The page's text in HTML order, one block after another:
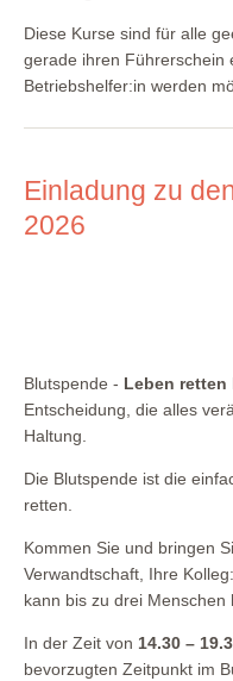
Diese Kurse sind für alle
gerade ihren Führerschein
Betriebshelfer:in werden
Einladung zu
2026
Blutspende - Leben retten
Entscheidung, die alles
Haltung.
Die Blutspende ist die
retten.
Kommen Sie und bringen
Verwandtschaft, Ihre
kann bis zu drei Menschen
In der Zeit von 14.30 –
bevorzugten Zeitpunkt im